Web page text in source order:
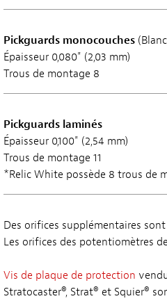
Pickguards monocouches
Épaisseur 0,080" (2,03 mm)
Trous de montage 8
Pickguards laminés
Épaisseur 0,100" (2,54 mm)
Trous de montage 11
*Relic White possède 8 trous de
Des orifices supplémentaires
Les orifices des potentiomètres
Vis de plaque de protection
Stratocaster®, Strat® et Squier®